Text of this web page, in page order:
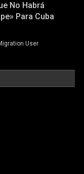
No Habrá
Para Cuba
User